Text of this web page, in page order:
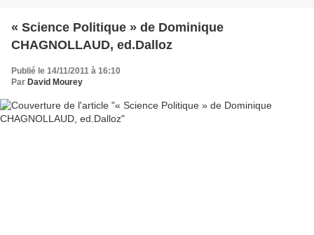
« Science Politique » de Dominique
CHAGNOLLAUD, ed.Dalloz
Publié le 14/11/2011 à 16:10
Par David Mourey